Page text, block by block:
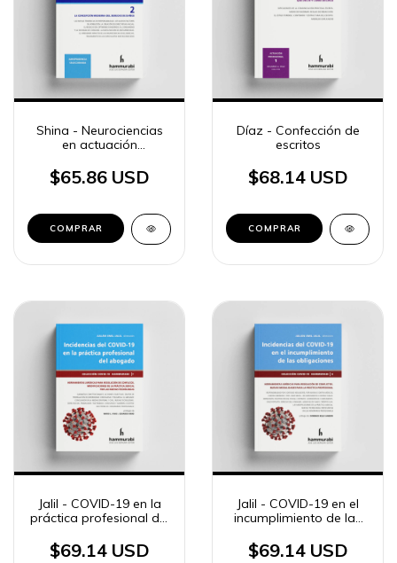
Shina - Neurociencias
en actuación
$65.86 USD
COMPRAR
Díaz - Confección de
escritos
$68.14 USD
COMPRAR
Jalil - COVID-19 en la
práctica profesional del
$69.14 USD
Jalil - COVID-19 en el
incumplimiento de las
$69.14 USD